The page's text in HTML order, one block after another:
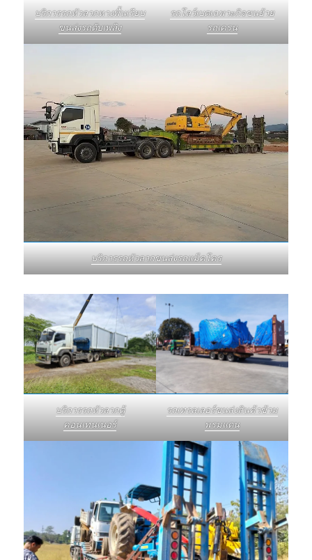
บริการรถหัวลากหางพื้นเรียบ
ขนส่งรถดับเพลิง
รถโลว์เบดเฉพาะกิจขนย้าย
รถเครน
บริการรถหัวลากขนส่งรถแม็คโคร
บริการรถหัวลากตู้
คอนเทนเนอร์
รถเทรลเลอร์ขนส่งสินค้าข้าม
พรมแดน